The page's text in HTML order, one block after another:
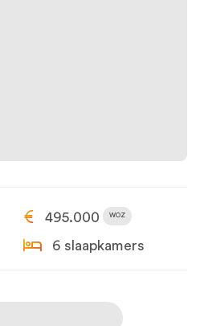
495.000 WOZ
6 slaapkamers